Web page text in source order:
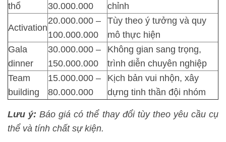
thổ
30.000.000
chỉnh
Activation
20.000.000 –
100.000.000
Tùy theo ý tưởng và quy
mô thực hiện
Gala
dinner
30.000.000 –
150.000.000
Không gian sang trọng,
trình diễn chuyên nghiệp
Team
building
15.000.000 –
80.000.000
Kịch bản vui nhộn, xây
dựng tinh thần đội nhóm
Lưu ý: Báo giá có thể thay đổi tùy theo yêu cầu cụ
thể và tính chất sự kiện.